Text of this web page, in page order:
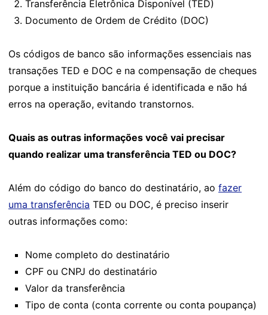
Transferência Eletrônica Disponível (TED)
Documento de Ordem de Crédito (DOC)
Os códigos de banco são informações essenciais nas
transações TED e DOC e na compensação de cheques
porque a instituição bancária é identificada e não há
erros na operação, evitando transtornos.
Quais as outras informações você vai precisar
quando realizar uma transferência TED ou DOC?
Além do código do banco do destinatário, ao fazer
uma transferência TED ou DOC, é preciso inserir
outras informações como:
Nome completo do destinatário
CPF ou CNPJ do destinatário
Valor da transferência
Tipo de conta (conta corrente ou conta poupança)